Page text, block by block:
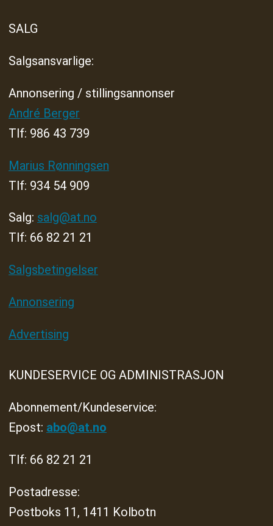
SALG
Salgsansvarlige:
Annonsering / stillingsannonser
André Berger
Tlf: 986 43 739
Marius Rønningsen
Tlf: 934 54 909
Salg: salg@at.no
Tlf: 66 82 21 21
Salgsbetingelser
Annonsering
Advertising
KUNDESERVICE OG ADMINISTRASJON
Abonnement/Kundeservice:
Epost: abo@at.no
Tlf: 66 82 21 21
Postadresse:
Postboks 11, 1411 Kolbotn